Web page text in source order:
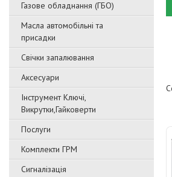
Газове обладнання (ГБО)
Масла автомобільні та
присадки
Свічки запалювання
Аксесуари
Інструмент Ключі,
Викрутки,Гайковерти
Послуги
Комплекти ГРМ
Сигналізація